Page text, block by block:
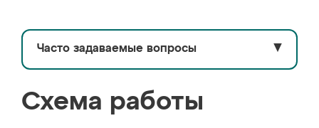
Часто задаваемые вопросы ▼
Схема работы